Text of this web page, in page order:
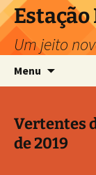
Pular
para
o
conteúdo
Um jeito
Menu
Vertentes
de 2019